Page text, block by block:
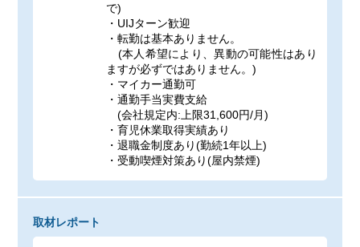
で)
・UIJターン歓迎
・転勤は基本ありません。
(本人希望により、異動の可能性はあり
ますが必ずではありません。)
・マイカー通勤可
・通勤手当実費支給
(会社規定内:上限31,600円/月)
・育児休業取得実績あり
・退職金制度あり(勤続1年以上)
・受動喫煙対策あり(屋内禁煙)
取材レポート